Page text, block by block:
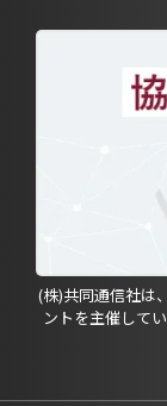
(株)共同通信社は
ントを主催して